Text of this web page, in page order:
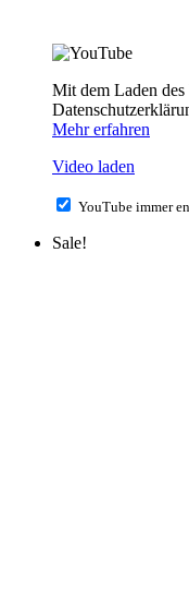
Mit dem Laden
Mehr erfahren
Video laden
YouTube immer
Sale!